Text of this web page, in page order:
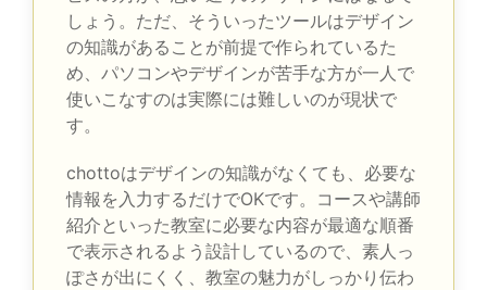
しょう。ただ、そういったツールはデザイン
の知識があることが前提で作られているた
め、パソコンやデザインが苦手な方が一人で
使いこなすのは実際には難しいのが現状で
す。
chottoはデザインの知識がなくても、必要な
情報を入力するだけでOKです。コースや講師
紹介といった教室に必要な内容が最適な順番
で表示されるよう設計しているので、素人っ
ぽさが出にくく、教室の魅力がしっかり伝わ